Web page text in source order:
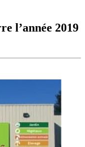
l’année 2019